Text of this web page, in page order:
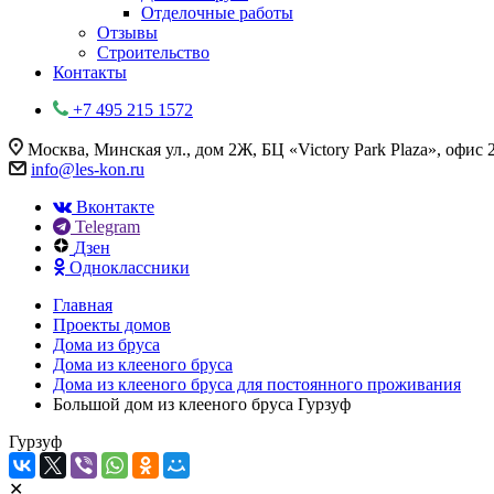
Отделочные работы
Отзывы
Строительство
Контакты
+7 495 215 1572
Москва, Минская ул., дом 2Ж, БЦ «Victory Park Plaza», офис
info@les-kon.ru
Вконтакте
Telegram
Дзен
Одноклассники
Главная
Проекты домов
Дома из бруса
Дома из клееного бруса
Дома из клееного бруса для постоянного проживания
Большой дом из клееного бруса Гурзуф
Гурзуф
✕